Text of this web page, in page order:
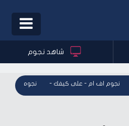
Toggle
شاهد نجوم
-نجوم اف ام - على كيفك نجوم اف ام -